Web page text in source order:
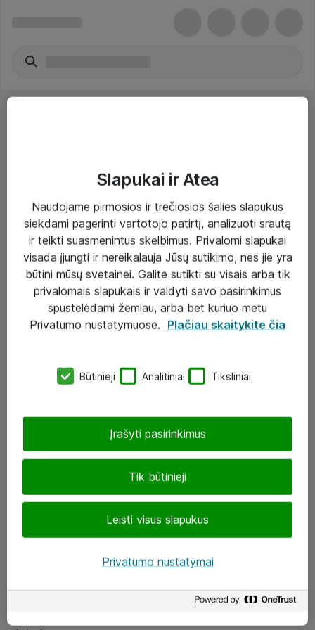
Paslaugos
Sprendimai
Įgyvendinti projektai
Atea ekspertų patarimai verslui
eShop@atea.lt
LinkedIn
Slapukai ir Atea
Naudojame pirmosios ir trečiosios šalies slapukus
siekdami pagerinti vartotojo patirtį, analizuoti srautą
ir teikti suasmenintus skelbimus. Privalomi slapukai
visada įjungti ir nereikalauja Jūsų sutikimo, nes jie yra
būtini mūsų svetainei. Galite sutikti su visais arba tik
privalomais slapukais ir valdyti savo pasirinkimus
spustelėdami žemiau, arba bet kuriuo metu
Privatumo nustatymuose. Plačiau skaitykite čia
Būtinieji Analitiniai Tiksliniai
Tik būtinieji
Leisti visus slapukus
Įrašyti pasirinkimus
Privatumo nustatymai